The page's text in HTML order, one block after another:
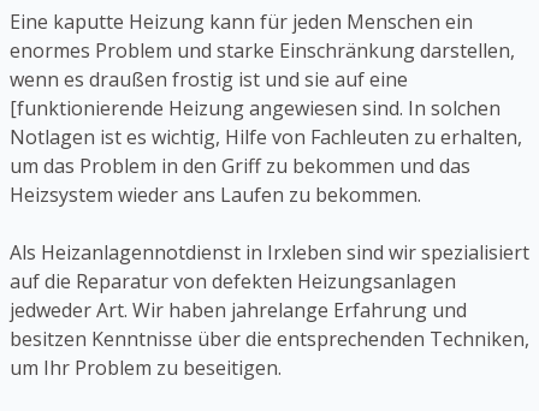
Eine kaputte Heizung kann für jeden Menschen ein
enormes Problem und starke Einschränkung darstellen,
wenn es draußen frostig ist und sie auf eine
[funktionierende Heizung angewiesen sind. In solchen
Notlagen ist es wichtig, Hilfe von Fachleuten zu erhalten,
um das Problem in den Griff zu bekommen und das
Heizsystem wieder ans Laufen zu bekommen.
Als Heizanlagennotdienst in Irxleben sind wir spezialisiert
auf die Reparatur von defekten Heizungsanlagen
jedweder Art. Wir haben jahrelange Erfahrung und
besitzen Kenntnisse über die entsprechenden Techniken,
um Ihr Problem zu beseitigen.